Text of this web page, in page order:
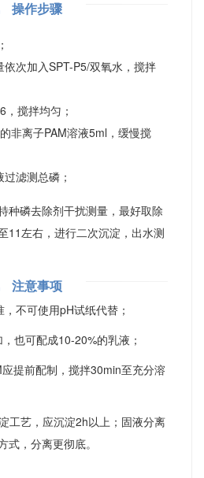
操作步骤
次加入SPT-P5/双氧水，搅拌
搅拌均匀；
非离子PAM溶液5ml，缓慢搅
滤测总磷；
种磷去除剂干扰测量，最好取除
11左右，进行二次沉淀，出水测
注意事项
不可使用pH试纸代替；
也可配成10-20%的乳液；
提前配制，搅拌30min至充分溶
工艺，应沉淀2h以上；固液分离
，分离更彻底。